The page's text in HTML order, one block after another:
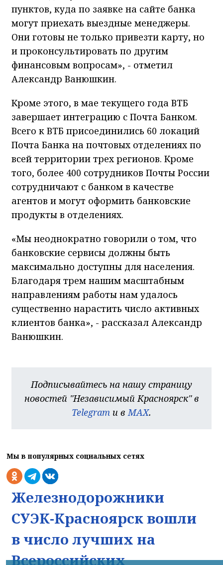
пунктов, куда по заявке на сайте банка
могут приехать выездные менеджеры.
Они готовы не только привезти карту, но
и проконсультировать по другим
финансовым вопросам», - отметил
Александр Ванюшкин.
Кроме этого, в мае текущего года ВТБ
завершает интеграцию с Почта Банком.
Всего к ВТБ присоединились 60 локаций
Почта Банка на почтовых отделениях по
всей территории трех регионов. Кроме
того, более 400 сотрудников Почты России
сотрудничают с банком в качестве
агентов и могут оформить банковские
продукты в отделениях.
«Мы неоднократно говорили о том, что
банковские сервисы должны быть
максимально доступны для населения.
Благодаря трем нашим масштабным
направлениям работы нам удалось
существенно нарастить число активных
клиентов банка», - рассказал Александр
Ванюшкин.
Подписывайтесь на нашу страницу
новостей "Независимый Красноярск" в
Telegram и в MAX.
Мы в популярных социальных сетях
Железнодорожники
СУЭК-Красноярск вошли
в число лучших на
Всероссийских